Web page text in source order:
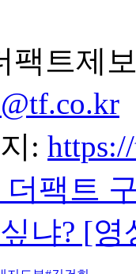
팩트제
:
더팩트
냐? [